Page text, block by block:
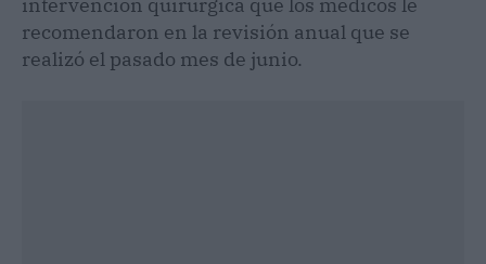
intervención quirúrgica que los médicos le
recomendaron en la revisión anual que se
realizó el pasado mes de junio.